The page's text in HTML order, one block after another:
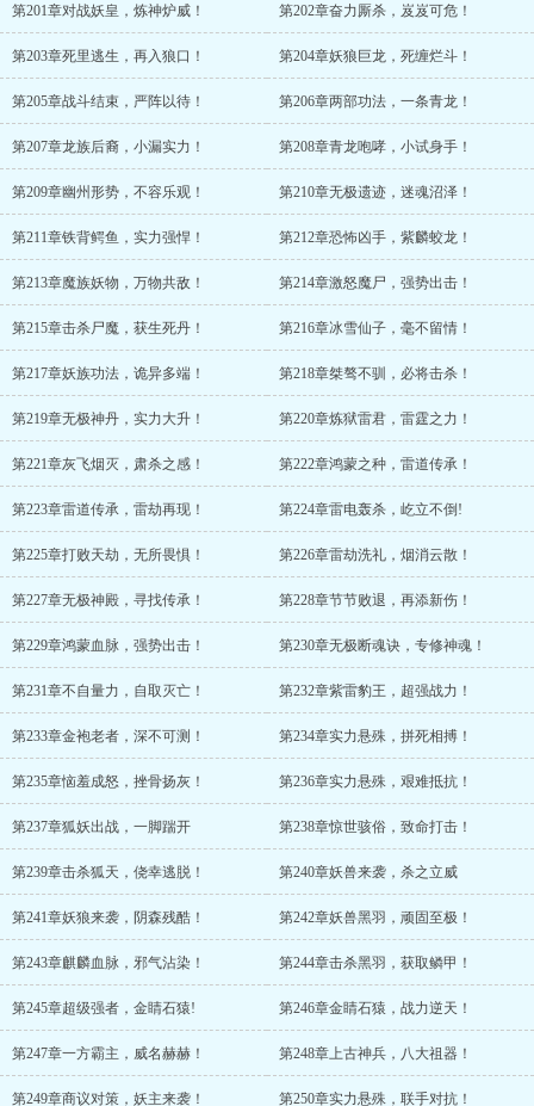
第201章对战妖皇，炼神炉威！ 第202章奋力厮杀，岌岌可危！
第203章死里逃生，再入狼口！ 第204章妖狼巨龙，死缠烂斗！
第205章战斗结束，严阵以待！ 第206章两部功法，一条青龙！
第207章龙族后裔，小漏实力！ 第208章青龙咆哮，小试身手！
第209章幽州形势，不容乐观！ 第210章无极遗迹，迷魂沼泽！
第211章铁背鳄鱼，实力强悍！ 第212章恐怖凶手，紫麟蛟龙！
第213章魔族妖物，万物共敌！ 第214章激怒魔尸，强势出击！
第215章击杀尸魔，获生死丹！ 第216章冰雪仙子，毫不留情！
第217章妖族功法，诡异多端！ 第218章桀骜不驯，必将击杀！
第219章无极神丹，实力大升！ 第220章炼狱雷君，雷霆之力！
第221章灰飞烟灭，肃杀之感！ 第222章鸿蒙之种，雷道传承！
第223章雷道传承，雷劫再现！ 第224章雷电轰杀，屹立不倒!
第225章打败天劫，无所畏惧！ 第226章雷劫洗礼，烟消云散！
第227章无极神殿，寻找传承！ 第228章节节败退，再添新伤！
第229章鸿蒙血脉，强势出击！ 第230章无极断魂诀，专修神魂！
第231章不自量力，自取灭亡！ 第232章紫雷豹王，超强战力！
第233章金袍老者，深不可测！ 第234章实力悬殊，拼死相搏！
第235章恼羞成怒，挫骨扬灰！ 第236章实力悬殊，艰难抵抗！
第237章狐妖出战，一脚踹开 第238章惊世骇俗，致命打击！
第239章击杀狐天，侥幸逃脱！ 第240章妖兽来袭，杀之立威
第241章妖狼来袭，阴森残酷！ 第242章妖兽黑羽，顽固至极！
第243章麒麟血脉，邪气沾染！ 第244章击杀黑羽，获取鳞甲！
第245章超级强者，金睛石猿! 第246章金睛石猿，战力逆天！
第247章一方霸主，威名赫赫！ 第248章上古神兵，八大祖器！
第249章商议对策，妖主来袭！ 第250章实力悬殊，联手对抗！